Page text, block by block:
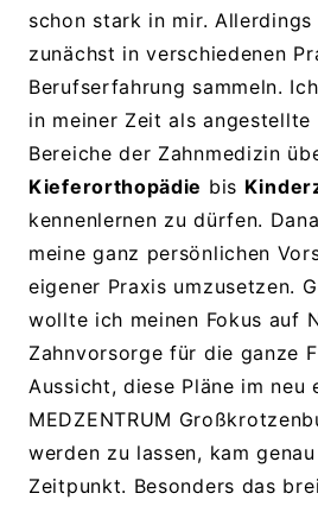
schon stark in mir.
zunächst in verschiedenen
Berufserfahrung sammeln.
in meiner Zeit als angestellte
Bereiche der Zahnmedizin
Kieferorthopädie bis
kennenlernen zu dürfen.
meine ganz persönlichen
eigener Praxis umzusetzen.
wollte ich meinen Fokus auf
Zahnvorsorge für die ganze
Aussicht, diese Pläne im neu
MEDZENTRUM
werden zu lassen, kam
Zeitpunkt. Besonders das